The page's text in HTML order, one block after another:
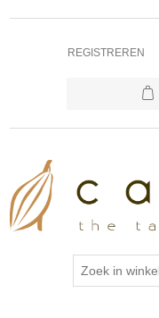
REGISTREREN